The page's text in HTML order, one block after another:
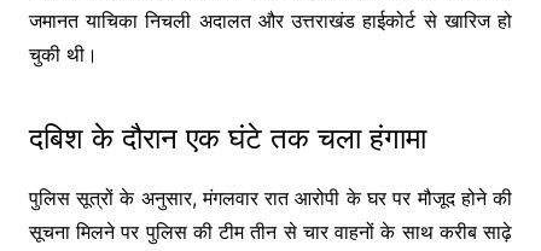
जमानत याचिका निचली अदालत और उत्तराखंड हाईकोर्ट से खारिज हो
चुकी थी।
दबिश के दौरान एक घंटे तक चला हंगामा
पुलिस सूत्रों के अनुसार, मंगलवार रात आरोपी के घर पर मौजूद होने की
सूचना मिलने पर पुलिस की टीम तीन से चार वाहनों के साथ करीब साढ़े